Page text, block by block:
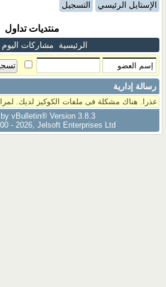
الإستايل الرئيسي التسجيل
منتديات تداول
الرئيسية مشاركات اليوم
رسالة إدارية
عذرا. هناك مشكلة فى ملفات الكوكيز لديك.
by vBulletin® Version 3.8.3
- 2026, Jelsoft Enterprises Ltd.